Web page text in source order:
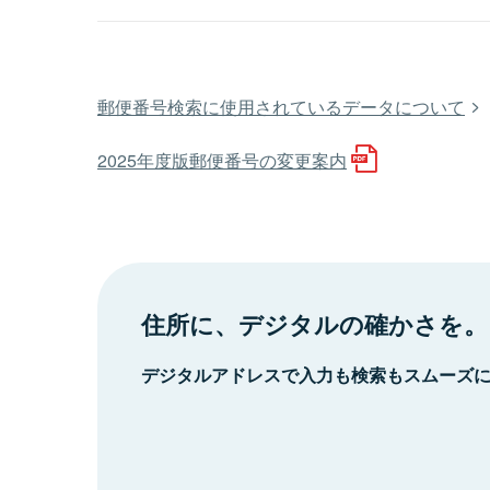
郵便番号検索に使用されているデータについて
2025年度版郵便番号の変更案内
住所に、デジタルの確かさを。
デジタルアドレスで入力も検索もスムーズ